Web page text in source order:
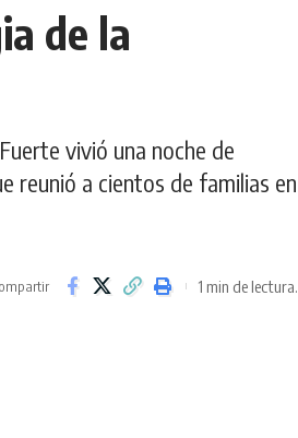
de la
vivió una noche de
reunió a cientos de familias en
1 min de lectura.